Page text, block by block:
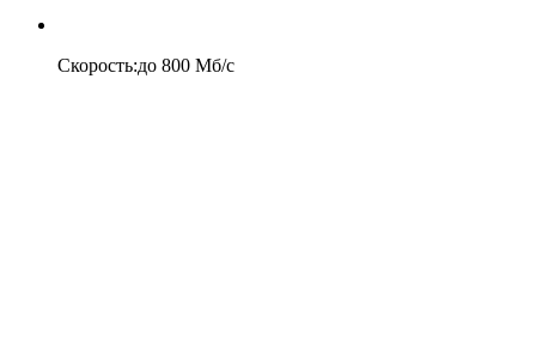
Скорость:до 800 Мб/c